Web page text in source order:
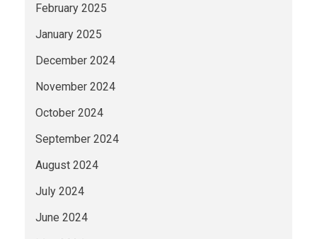
February 2025
January 2025
December 2024
November 2024
October 2024
September 2024
August 2024
July 2024
June 2024